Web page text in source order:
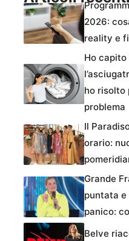
2026:
reality e
Ho
ho risolto
problema
Il
orario:
Grande
puntata
panico:
Belve